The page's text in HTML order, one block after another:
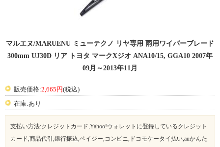
マルエヌ/MARUENU ミューテクノ リヤ専用 雨用ワイパーブレード
300mm UJ30D リア トヨタ マークXジオ ANA10/15, GGA10 2007年
09月～2013年11月
販売価格:2,665円(税込)
在庫:あり
支払い方法:クレジットカード,Yahoo!ウォレットに登録しているクレジット
カード,商品代引,銀行振込,ペイジー,コンビニ,ドコモケータイ払い,auかんた